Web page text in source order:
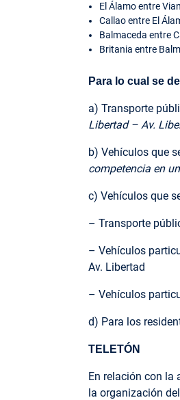
El Álamo entre
Callao entre El
Balmaceda entre
Britania entre
Para lo cual se
a) Transporte
Libertad – Av.
b) Vehículos que
competencia en
c) Vehículos que
– Transporte
– Vehículos
Av. Libertad
– Vehículos
d) Para los
TELETÓN
En relación con la
la organización